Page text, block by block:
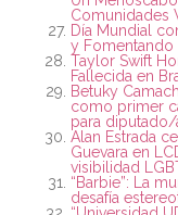
Comunidades
Día Mundial
y
Taylor Swift
Fallecida en
Betuky
como primer
para diputado/
Alan Estrada
Guevara en
visibilidad
“Barbie”: La
desafía